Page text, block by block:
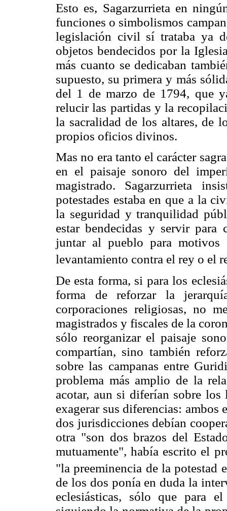
Esto es, Sagarzurrieta en
funciones o simbolismos
legislación civil sí trataba ya
objetos bendecidos por la
más cuanto se dedicaban
supuesto, su primera y más
del 1 de marzo de 1794, que
relucir las partidas y la
la sacralidad de los altares, de
propios oficios divinos.
Mas no era tanto el carácter
en el paisaje sonoro del
magistrado. Sagarzurrieta
potestades estaba en que a la
la seguridad y tranquilidad
estar bendecidas y servir para
juntar al pueblo para motivos
levantamiento contra el rey o el
De esta forma, si para los
forma de reforzar la
corporaciones religiosas, no
magistrados y fiscales de la
sólo reorganizar el paisaje
compartían, sino también
sobre las campanas entre
problema más amplio de la
acotar, aun si diferían sobre
exagerar sus diferencias: ambos
dos jurisdicciones debían
otra "son dos brazos del
mutuamente", había escrito el
"la preeminencia de la potestad
de los dos ponía en duda la
eclesiásticas, sólo que para